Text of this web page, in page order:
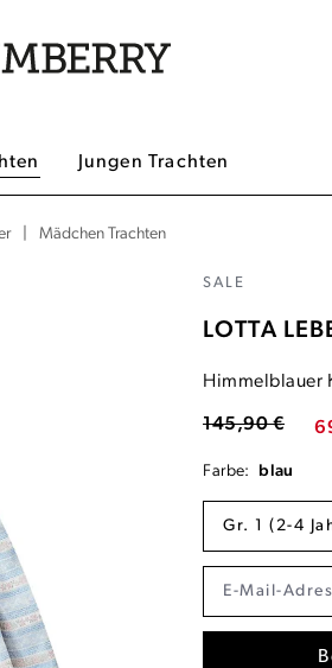
Jungen Trachten
Mädchen Trachten
SALE
LOTTA
Himmelblauer
145,90 €
Farbe: blau
Gr. 1 (2-4